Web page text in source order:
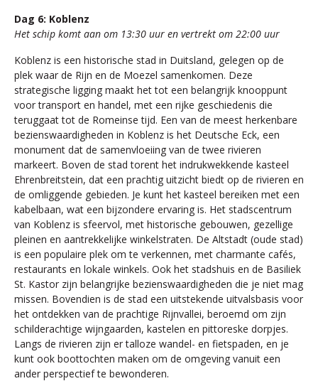
Dag 6: Koblenz
Het schip komt aan om 13:30 uur en vertrekt om 22:00 uur
Koblenz is een historische stad in Duitsland, gelegen op de
plek waar de Rijn en de Moezel samenkomen. Deze
strategische ligging maakt het tot een belangrijk knooppunt
voor transport en handel, met een rijke geschiedenis die
teruggaat tot de Romeinse tijd. Een van de meest herkenbare
bezienswaardigheden in Koblenz is het Deutsche Eck, een
monument dat de samenvloeiing van de twee rivieren
markeert. Boven de stad torent het indrukwekkende kasteel
Ehrenbreitstein, dat een prachtig uitzicht biedt op de rivieren en
de omliggende gebieden. Je kunt het kasteel bereiken met een
kabelbaan, wat een bijzondere ervaring is. Het stadscentrum
van Koblenz is sfeervol, met historische gebouwen, gezellige
pleinen en aantrekkelijke winkelstraten. De Altstadt (oude stad)
is een populaire plek om te verkennen, met charmante cafés,
restaurants en lokale winkels. Ook het stadshuis en de Basiliek
St. Kastor zijn belangrijke bezienswaardigheden die je niet mag
missen. Bovendien is de stad een uitstekende uitvalsbasis voor
het ontdekken van de prachtige Rijnvallei, beroemd om zijn
schilderachtige wijngaarden, kastelen en pittoreske dorpjes.
Langs de rivieren zijn er talloze wandel- en fietspaden, en je
kunt ook boottochten maken om de omgeving vanuit een
ander perspectief te bewonderen.